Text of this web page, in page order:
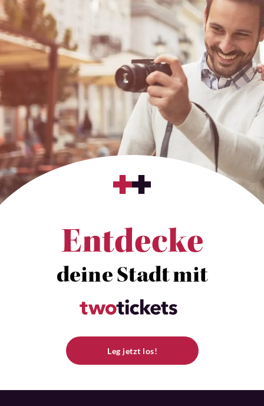
Entdecke
deine Stadt mit
Leg jetzt los!